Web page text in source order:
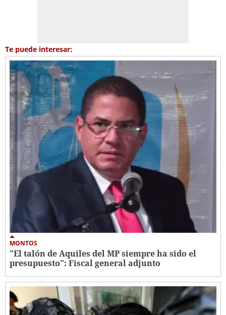
Te puede interesar:
MONTOS
"El talón de Aquiles del MP siempre ha sido el
presupuesto": Fiscal general adjunto